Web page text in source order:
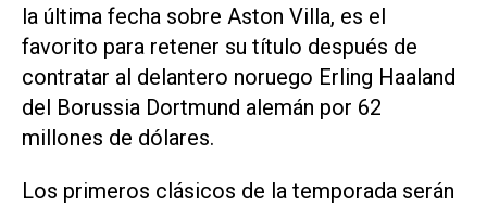
la última fecha sobre Aston Villa, es el
favorito para retener su título después de
contratar al delantero noruego Erling Haaland
del Borussia Dortmund alemán por 62
millones de dólares.
Los primeros clásicos de la temporada serán